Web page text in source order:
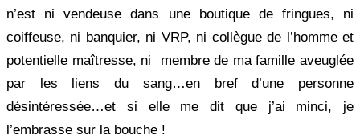
n’est ni vendeuse dans une boutique de fringues, ni
coiffeuse, ni banquier, ni VRP, ni collègue de l’homme et
potentielle maîtresse, ni membre de ma famille aveuglée
par les liens du sang…en bref d’une personne
désintéressée…et si elle me dit que j’ai minci, je
l’embrasse sur la bouche !